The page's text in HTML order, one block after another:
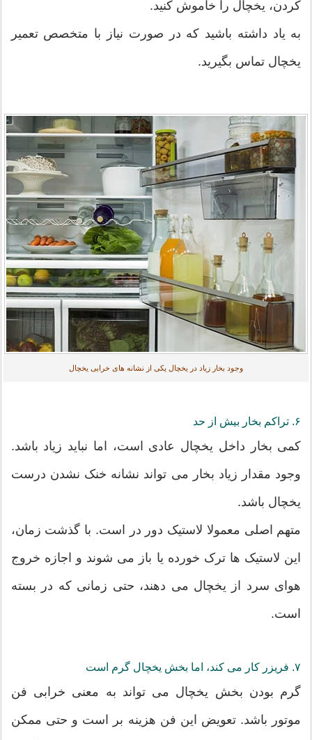
کردن، یخچال را خاموش کنید.
به یاد داشته باشید که در صورت نیاز با متخصص تعمیر
یخچال تماس بگیرید.
وجود بخار زیاد در یخچال یکی از نشانه های خرابی یخچال
۶. تراکم بخار بیش از حد
کمی بخار داخل یخچال عادی است، اما نباید زیاد باشد.
وجود مقدار زیاد بخار می تواند نشانه خنک نشدن درست
یخچال باشد.
متهم اصلی معمولا لاستیک دور در است. با گذشت زمان،
این لاستیک ها ترک خورده یا باز می شوند و اجازه خروج
هوای سرد از یخچال می دهند، حتی زمانی که در بسته
است.
۷. فریزر کار می کند، اما بخش یخچال گرم است
گرم بودن بخش یخچال می تواند به معنی خرابی فن
موتور باشد. تعویض این فن هزینه بر است و حتی ممکن